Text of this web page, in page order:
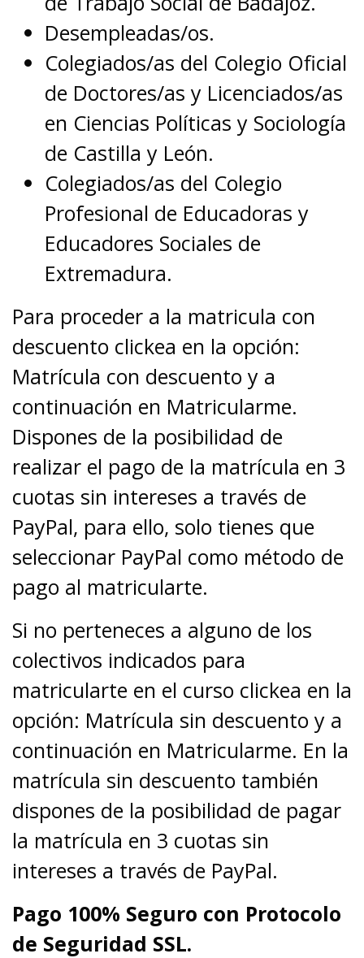
Desempleadas/os.
Colegiados/as del Colegio Oficial
de Doctores/as y Licenciados/as
en Ciencias Políticas y Sociología
de Castilla y León.
Colegiados/as del Colegio
Profesional de Educadoras y
Educadores Sociales de
Extremadura.
Para proceder a la matricula con
descuento clickea en la opción:
Matrícula con descuento y a
continuación en Matricularme.
Dispones de la posibilidad de
realizar el pago de la matrícula en 3
cuotas sin intereses a través de
PayPal, para ello, solo tienes que
seleccionar PayPal como método de
pago al matricularte.
Si no perteneces a alguno de los
colectivos indicados para
matricularte en el curso clickea en la
opción: Matrícula sin descuento y a
continuación en Matricularme. En la
matrícula sin descuento también
dispones de la posibilidad de pagar
la matrícula en 3 cuotas sin
intereses a través de PayPal.
Pago 100% Seguro con Protocolo
de Seguridad SSL.